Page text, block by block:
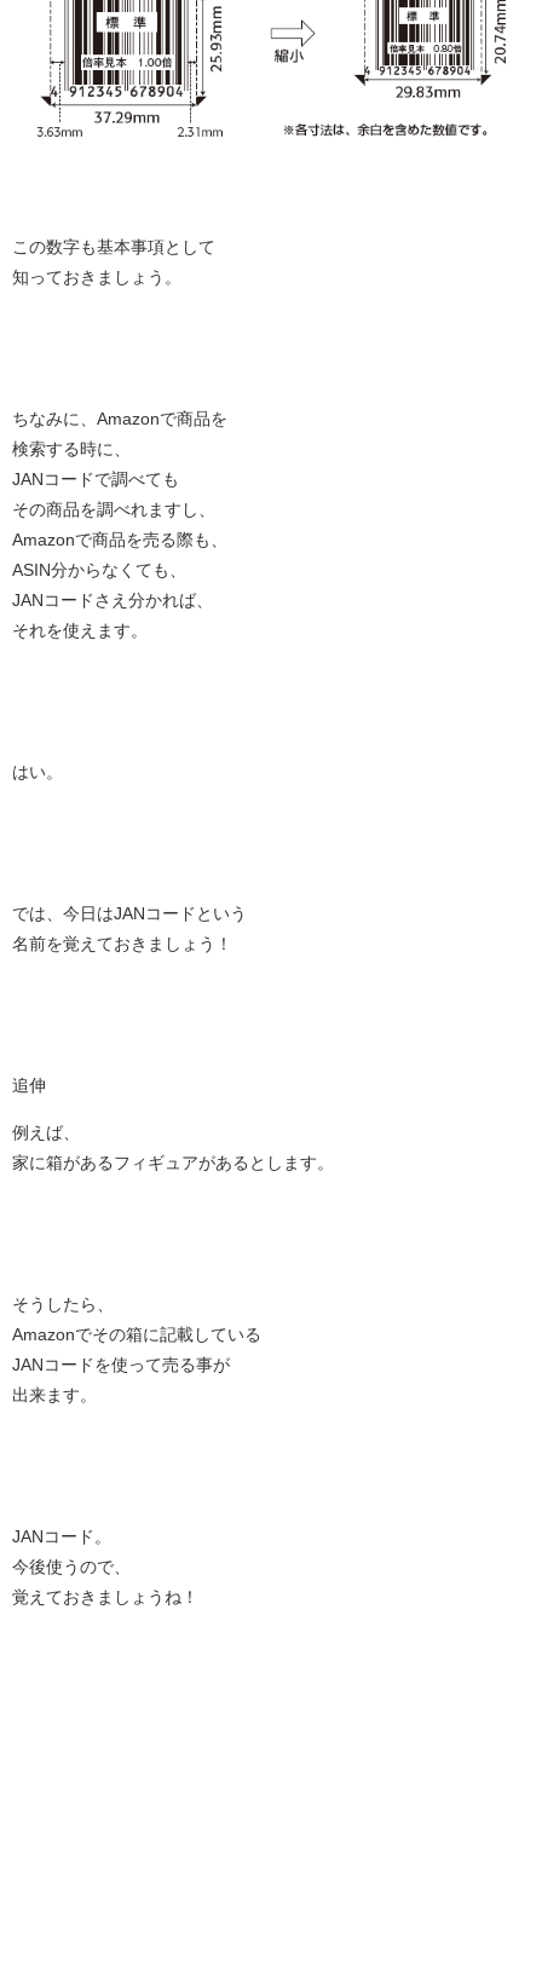
この数字も基本事項として
知っておきましょう。
ちなみに、Amazonで商品を
検索する時に、
JANコードで調べても
その商品を調べれますし、
Amazonで商品を売る際も、
ASIN分からなくても、
JANコードさえ分かれば、
それを使えます。
はい。
では、今日はJANコードという
名前を覚えておきましょう！
追伸
例えば、
家に箱があるフィギュアがあるとします。
そうしたら、
Amazonでその箱に記載している
JANコードを使って売る事が
出来ます。
JANコード。
今後使うので、
覚えておきましょうね！